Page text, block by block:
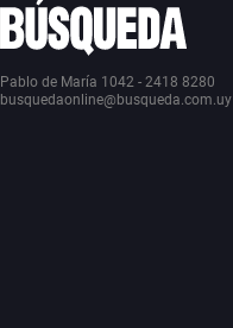
Pablo de María 1042 - 2418 8280
busquedaonline@busqueda.com.uy